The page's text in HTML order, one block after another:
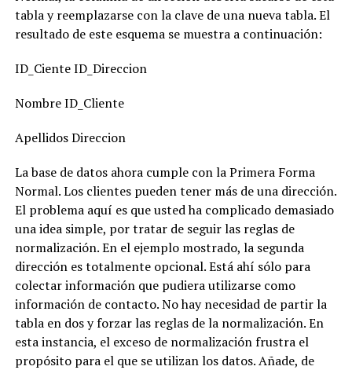
tabla y reemplazarse con la clave de una nueva tabla. El
resultado de este esquema se muestra a continuación:
ID_Ciente ID_Direccion
Nombre ID_Cliente
Apellidos Direccion
La base de datos ahora cumple con la Primera Forma
Normal. Los clientes pueden tener más de una dirección.
El problema aquí es que usted ha complicado demasiado
una idea simple, por tratar de seguir las reglas de
normalización. En el ejemplo mostrado, la segunda
dirección es totalmente opcional. Está ahí sólo para
colectar información que pudiera utilizarse como
información de contacto. No hay necesidad de partir la
tabla en dos y forzar las reglas de la normalización. En
esta instancia, el exceso de normalización frustra el
propósito para el que se utilizan los datos. Añade, de